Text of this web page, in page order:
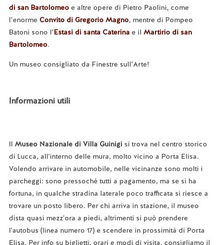
di san Bartolomeoe altre opere di Pietro Paolini, come
l’enorme Convito di Gregorio Magno, mentre di Pompeo
Batoni sono l’Estasi di santa Caterina e il Martirio di san
Bartolomeo.
Un museo consigliato da Finestre sull’Arte!
Informazioni utili
Il Museo Nazionale di Villa Guinigisi trova nel centro storico
di Lucca, all'interno delle mura, molto vicino a Porta Elisa.
Volendo arrivare in automobile, nelle vicinanze sono molti i
parcheggi: sono pressoché tutti a pagamento, ma se si ha
fortuna, in qualche stradina laterale poco trafficata si riesce a
trovare un posto libero. Per chi arriva in stazione, il museo
dista quasi mezz'ora a piedi, altrimenti si può prendere
l'autobus (linea numero 17) e scendere in prossimità di Porta
Elisa. Per info su biglietti, orari e modi di visita, consigliamo il